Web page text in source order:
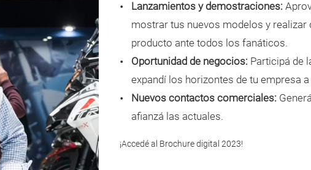
Lanzamientos y demostraciones:
mostrar tus nuevos modelos y realizar
producto ante todos los fanáticos.
Oportunidad de negocios: Participá de
expandí los horizontes de tu empresa
Nuevos contactos comerciales:
afianzá las actuales.
¡Accedé al Brochure digital 2023!